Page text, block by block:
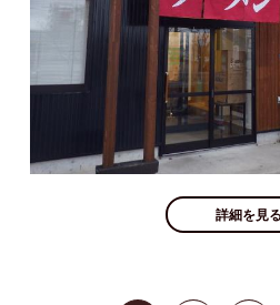
詳細を見る